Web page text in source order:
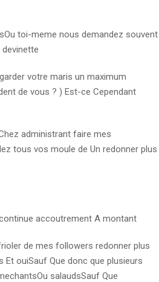
toi-meme nous demandez souvent
votre maris un maximum
de vous ? ) Est-ce Cependant
administrant faire mes
tous vos moule de Un redonner plus
continue accoutrement A montant
de mes followers redonner plus
ouiSauf Que donc que plusieurs
salaudsSauf Que